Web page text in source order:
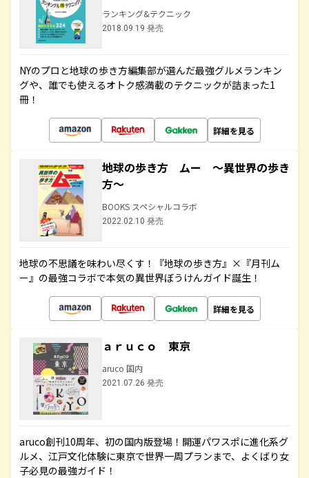
ランキング&テクニック
2018.09.19 発売
NYのプロと地球の歩き方編集部が選んだ最強グルメランキン
グや、誰でも使えるオトク感満載のテクニックが詰まった1
冊！
詳細を見る
地球の歩き方 ムー ～異世界の歩き
方～
BOOKS スペシャルコラボ
2022.02.10 発売
地球の不思議を味わい尽くす！『地球の歩き方』×『月刊ム
ー』の最強コラボで本気の異世界ぼうけんガイド誕生！
詳細を見る
ａｒｕｃｏ 東京
aruco 国内
2021.07.26 発売
aruco創刊10周年、初の国内版登場！開運パワスポに進化系グ
ルメ、江戸文化体験に東京で世界一周プランまで、よくばり女
子必見の最強ガイド！